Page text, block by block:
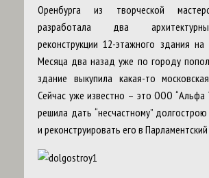
Оренбурга из творческой
разработала два
реконструкции 12-этажного здания на
Месяца два назад уже по городу
здание выкупила какая-то
Сейчас уже известно – это ООО “Альфа
решила дать “несчастному”
и реконструировать его в